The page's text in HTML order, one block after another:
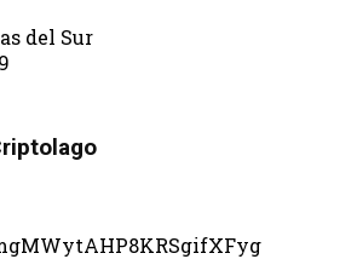
del Sur